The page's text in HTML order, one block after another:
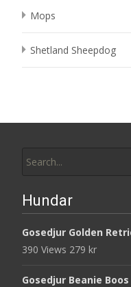
Mops
Shetland Sheepdog
for:
Hundar
Gosedjur Golden
390 Views 279 kr
Gosedjur Beanie